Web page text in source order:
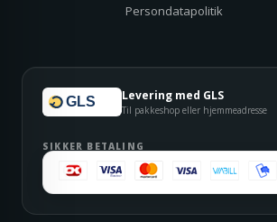
Persondatapolitik
GLS Levering med GLS
Til pakkeshop eller hjemmeadresse
SIKKER BETALING